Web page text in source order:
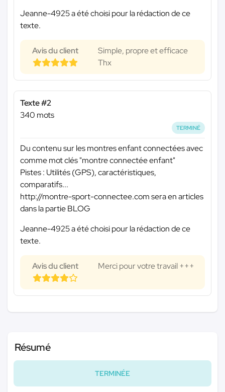
Jeanne-4925 a été choisi pour la rédaction de ce
texte.
Avis du client
Simple, propre et efficace
Thx
Texte #2
340 mots
TERMINÉ
Du contenu sur les montres enfant connectées avec
comme mot clés "montre connectée enfant"
Pistes : Utilités (GPS), caractéristiques,
comparatifs...
http://montre-sport-connectee.com sera en articles
dans la partie BLOG
Jeanne-4925 a été choisi pour la rédaction de ce
texte.
Avis du client Merci pour votre travail +++
Résumé
TERMINÉE